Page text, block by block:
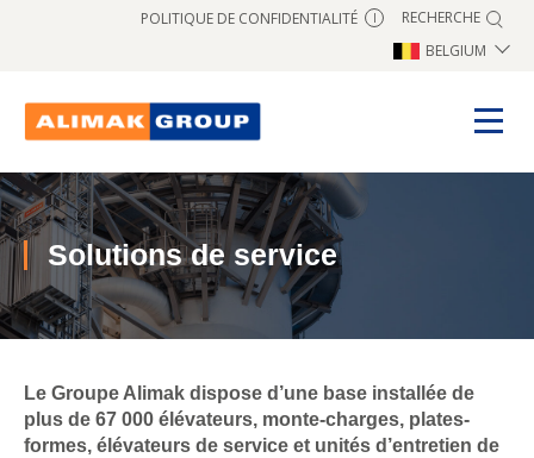
POLITIQUE DE CONFIDENTIALITÉ I
RECHERCHE
BELGIUM
Solutions de service
Le Groupe Alimak dispose d’une base installée de
plus de 67 000 élévateurs, monte-charges, plates-
formes, élévateurs de service et unités d’entretien de